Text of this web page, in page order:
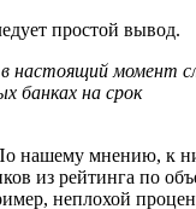
простой вывод.
настоящий момент
банках на срок
нашему мнению, к
из рейтинга по
неплохой